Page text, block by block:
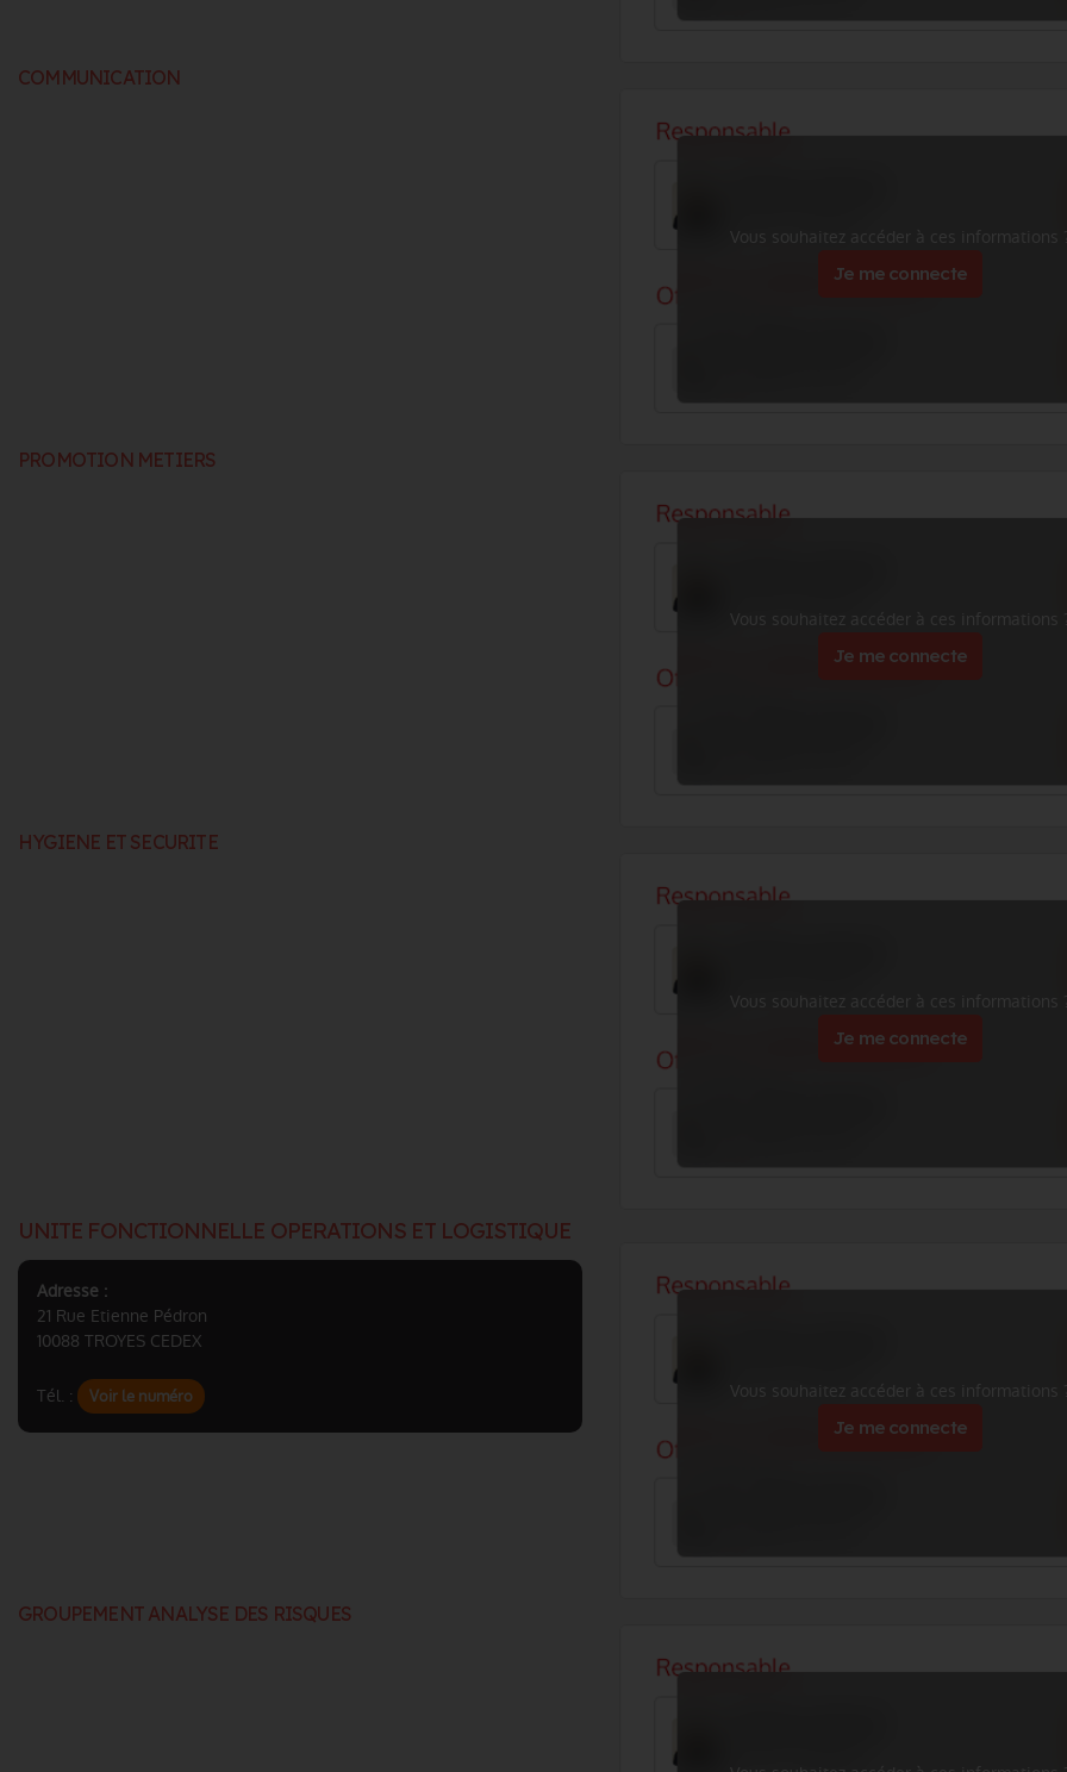
COMMUNICATION
Vous souhaitez accéder à ces informations
Je me connecte
PROMOTION METIERS
Vous souhaitez accéder à ces informations
Je me connecte
HYGIENE ET SECURITE
Vous souhaitez accéder à ces informations
Je me connecte
UNITE FONCTIONNELLE OPERATIONS ET LOGISTIQUE
Adresse :
21 Rue Etienne Pédron
10088 TROYES CEDEX
Tél. : Voir le numéro Vous souhaitez accéder à ces informations
Je me connecte
GROUPEMENT ANALYSE DES RISQUES